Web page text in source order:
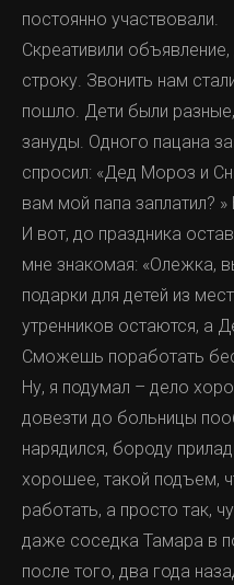
постоянно участвовали.
Скреативили
строку. Звонить нам
пошло. Дети были
зануды. Одного пацана
спросил: «Дед Мороз и
вам мой папа заплатил?
И вот, до праздника
мне знакомая: «Олежка,
подарки для детей из
утренников остаются, а
Сможешь поработать
Ну, я подумал – дело
довезти до больницы
нарядился, бороду
хорошее, такой подъем,
работать, а просто так,
даже соседка Тамара в
после того, два года